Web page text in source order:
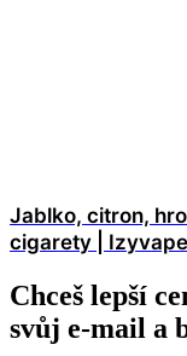
Jablko, citron,
cigarety |
Chceš lepší
svůj e-mail a